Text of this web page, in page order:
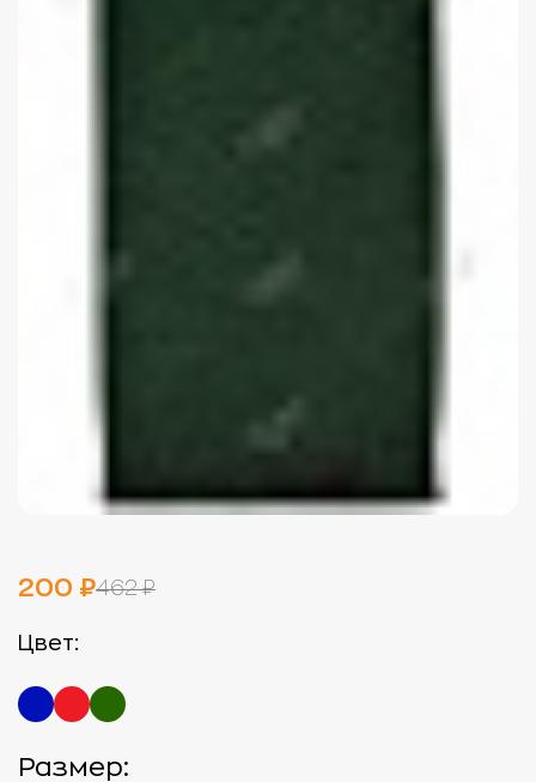
200 ₽462 ₽
Цвет:
Размер: